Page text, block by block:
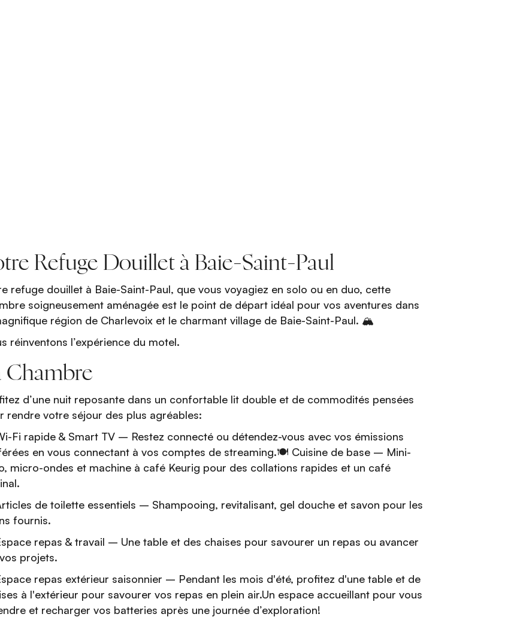
Refuge Douillet à Baie-Saint-Paul
refuge douillet à Baie-Saint-Paul, que vous voyagiez en solo ou en duo, cette
soigneusement aménagée est le point de départ idéal pour vos aventures dans
région de Charlevoix et le charmant village de Baie-Saint-Paul. 🏔️
réinventons l’expérience du motel.
Chambre
d’une nuit reposante dans un confortable lit double et de commodités pensées
rendre votre séjour des plus agréables:
Fi rapide & Smart TV – Restez connecté ou détendez-vous avec vos émissions
en vous connectant à vos comptes de streaming.🍽️ Cuisine de base – Mini-
micro-ondes et machine à café Keurig pour des collations rapides et un café
de toilette essentiels – Shampooing, revitalisant, gel douche et savon pour les
fournis.
repas & travail – Une table et des chaises pour savourer un repas ou avancer
projets.
repas extérieur saisonnier – Pendant les mois d'été, profitez d'une table et de
à l'extérieur pour savourer vos repas en plein air.Un espace accueillant pour vous
et recharger vos batteries après une journée d’exploration!